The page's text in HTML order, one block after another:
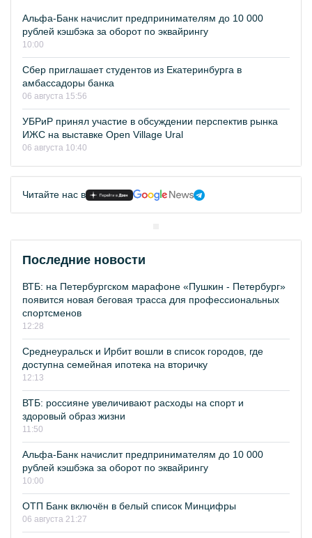
Альфа-Банк начислит предпринимателям до 10 000
рублей кэшбэка за оборот по эквайрингу
10:00
Сбер приглашает студентов из Екатеринбурга в
амбассадоры банка
06 августа 15:56
УБРиР принял участие в обсуждении перспектив рынка
ИЖС на выставке Open Village Ural
06 августа 10:40
Читайте нас в
Последние новости
ВТБ: на Петербургском марафоне «Пушкин - Петербург»
появится новая беговая трасса для профессиональных
спортсменов
12:28
Среднеуральск и Ирбит вошли в список городов, где
доступна семейная ипотека на вторичку
12:13
ВТБ: россияне увеличивают расходы на спорт и
здоровый образ жизни
11:50
Альфа-Банк начислит предпринимателям до 10 000
рублей кэшбэка за оборот по эквайрингу
10:00
ОТП Банк включён в белый список Минцифры
06 августа 21:27